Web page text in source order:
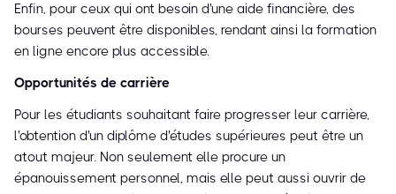
Enfin, pour ceux qui ont besoin d'une aide financière, des
bourses peuvent être disponibles, rendant ainsi la formation
en ligne encore plus accessible.
Opportunités de carrière
Pour les étudiants souhaitant faire progresser leur carrière,
l'obtention d'un diplôme d'études supérieures peut être un
atout majeur. Non seulement elle procure un
épanouissement personnel, mais elle peut aussi ouvrir de